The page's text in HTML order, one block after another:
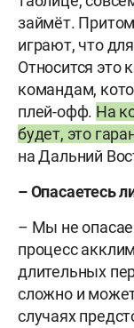
займёт.
играют, что
Относится это
командам,
плей-офф. На
будет, это
на Дальний
– Опасаетесь
– Мы не
процесс
длительных
сложно и
случаях